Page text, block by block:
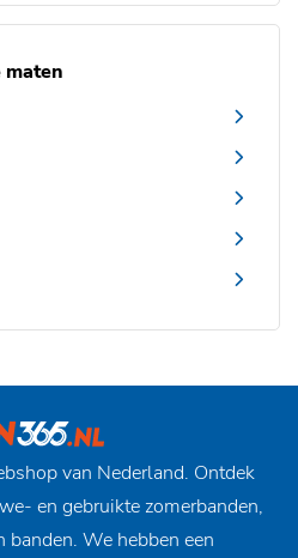
maten
van Nederland. Ontdek
en gebruikte zomerbanden,
We hebben een